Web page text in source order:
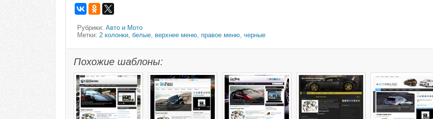
Рубрики: Авто и Мото
Метки: 2 колонки, белые, верхнее меню, правое меню, черные
Похожие шаблоны: